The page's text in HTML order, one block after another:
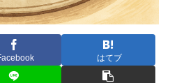
はてブ